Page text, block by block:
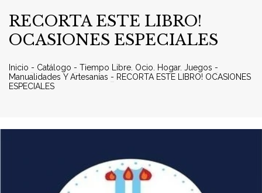
­RECORTA ESTE LIBRO!
OCASIONES ESPECIALES
Inicio - Catálogo - Tiempo Libre. Ocio. Hogar. Juegos -
Manualidades Y Artesanías - ­RECORTA ESTE LIBRO! OCASIONES
ESPECIALES